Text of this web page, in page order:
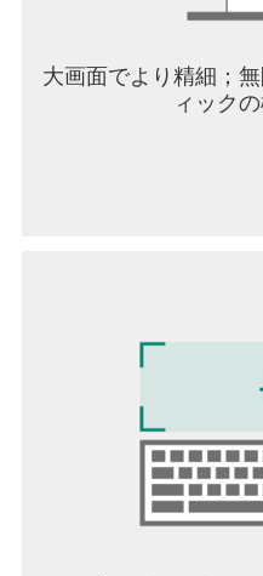
大画面でより精細；
ィック